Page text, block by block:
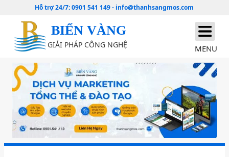
Hỗ trợ 24/7:0901 541 149- info@thanhsangmos.com
BIỂN VÀNG
GIẢI PHÁP CÔNG NGHỆ MENU